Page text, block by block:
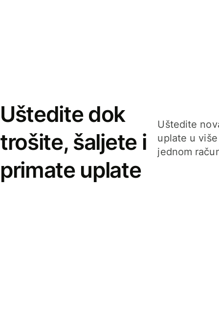
Uštedite dok
trošite, šaljete i
primate uplate
Uštedite
uplate u
jednom